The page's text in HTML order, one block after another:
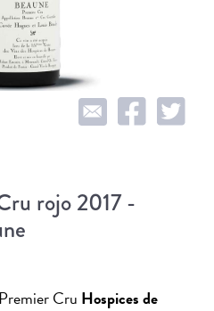
rojo 2017 -
Cru Hospices de